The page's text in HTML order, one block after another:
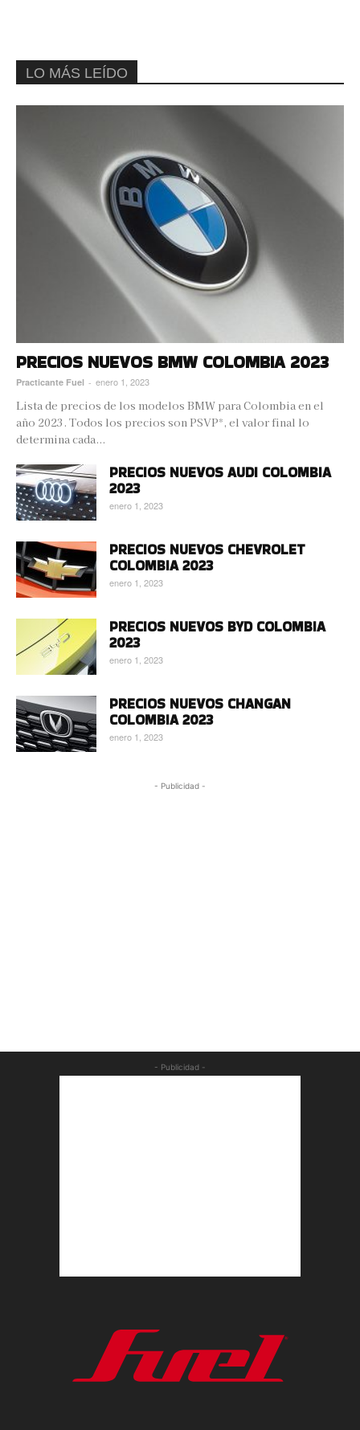
LO MÁS LEÍDO
PRECIOS NUEVOS BMW COLOMBIA 2023
Practicante Fuel - enero 1, 2023
Lista de precios de los modelos BMW para Colombia en el
año 2023. Todos los precios son PSVP*, el valor final lo
determina cada...
PRECIOS NUEVOS AUDI COLOMBIA
2023
enero 1, 2023
PRECIOS NUEVOS CHEVROLET
COLOMBIA 2023
enero 1, 2023
PRECIOS NUEVOS BYD COLOMBIA
2023
enero 1, 2023
PRECIOS NUEVOS CHANGAN
COLOMBIA 2023
enero 1, 2023
- Publicidad -
- Publicidad -